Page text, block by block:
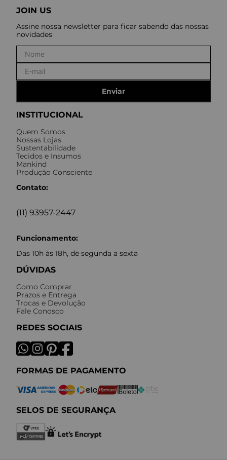
INSTITUCIONAL
Quem Somos
Nossas Lojas
Sustentabilidade
Tecidos e Insumos
Mankind
Produção Consciente
Contato:
(11) 93957-2447
Funcionamento:
Das 10h às 18h, de segunda a sexta
DÚVIDAS
Como Comprar
Prazos e Entrega
Trocas e Devolução
Fale Conosco
REDES SOCIAIS
FORMAS DE PAGAMENTO
SELOS DE SEGURANÇA
JOIN US
Assine nossa newsletter para ficar sabendo das nossas
novidades
Enviar